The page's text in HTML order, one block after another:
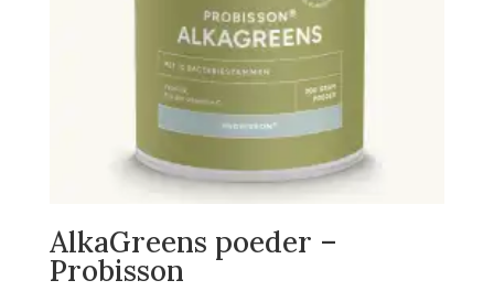
AlkaGreens poeder –
Probisson